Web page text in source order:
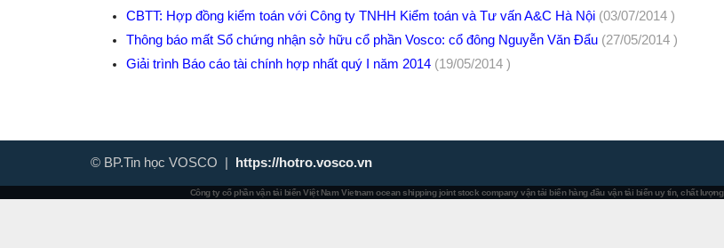
CBTT: Hợp đồng kiểm toán với Công ty TNHH Kiểm toán và Tư vấn A&C Hà Nội (03/07/2014 )
Thông báo mất Sổ chứng nhận sở hữu cổ phần Vosco: cổ đông Nguyễn Văn Đẩu (27/05/2014 )
Giải trình Báo cáo tài chính hợp nhất quý I năm 2014 (19/05/2014 )
© BP.Tin học VOSCO | https://hotro.vosco.vn
Công ty cổ phần vận tải biển Việt Nam Vietnam ocean shipping joint stock company vận tải biển hàng đầu vận tải biển uy tín, chất lượng